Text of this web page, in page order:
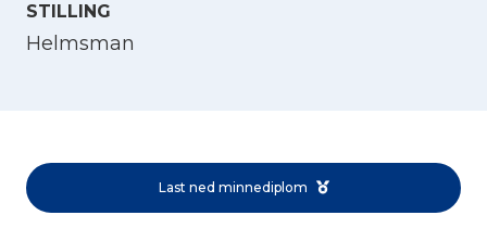
STILLING
Helmsman
Last ned minnediplom
Norsk bokmål